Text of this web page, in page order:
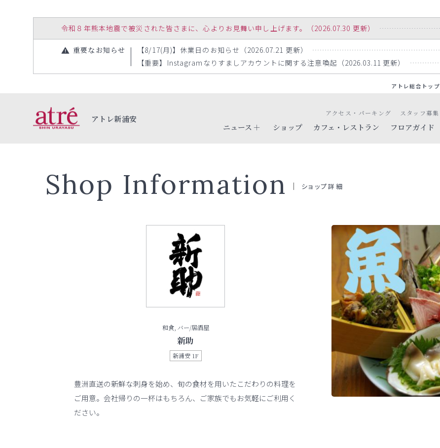
令和８年熊本地震で被災された皆さまに、心よりお見舞い申し上げます。（2026.07.30 更新）
重要なお知らせ
【8/17(月)】休業日のお知らせ（2026.07.21 更新）
【重要】Instagramなりすましアカウントに関する注意喚起（2026.03.11 更新）
アトレ総合トップ
アトレ新浦安
ニュース
ショップ カフェ・レストラン フロアガイド
アクセス・パーキング スタッフ募集
Shop Information ショップ詳細
和食, バー/居酒屋
新助
新浦安 1F
豊洲直送の新鮮な刺身を始め、旬の食材を用いたこだわりの料理を
ご用意。会社帰りの一杯はもちろん、ご家族でもお気軽にご利用く
ださい。